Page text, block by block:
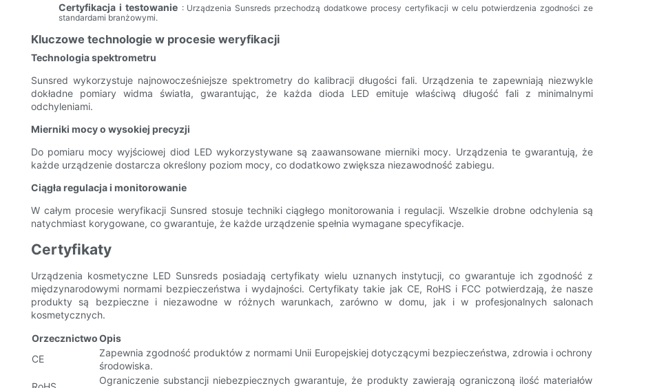
Certyfikacja i testowanie : Urządzenia Sunsreds przechodzą dodatkowe procesy certyfikacji w celu potwierdzenia zgodności ze
standardami branżowymi.
Kluczowe technologie w procesie weryfikacji
Technologia spektrometru
Sunsred wykorzystuje najnowocześniejsze spektrometry do kalibracji długości fali. Urządzenia te zapewniają niezwykle
dokładne pomiary widma światła, gwarantując, że każda dioda LED emituje właściwą długość fali z minimalnymi
odchyleniami.
Mierniki mocy o wysokiej precyzji
Do pomiaru mocy wyjściowej diod LED wykorzystywane są zaawansowane mierniki mocy. Urządzenia te gwarantują, że
każde urządzenie dostarcza określony poziom mocy, co dodatkowo zwiększa niezawodność zabiegu.
Ciągła regulacja i monitorowanie
W całym procesie weryfikacji Sunsred stosuje techniki ciągłego monitorowania i regulacji. Wszelkie drobne odchylenia są
natychmiast korygowane, co gwarantuje, że każde urządzenie spełnia wymagane specyfikacje.
Certyfikaty
Urządzenia kosmetyczne LED Sunsreds posiadają certyfikaty wielu uznanych instytucji, co gwarantuje ich zgodność z
międzynarodowymi normami bezpieczeństwa i wydajności. Certyfikaty takie jak CE, RoHS i FCC potwierdzają, że nasze
produkty są bezpieczne i niezawodne w różnych warunkach, zarówno w domu, jak i w profesjonalnych salonach
kosmetycznych.
OrzecznictwoOpis
CE
Zapewnia zgodność produktów z normami Unii Europejskiej dotyczącymi bezpieczeństwa, zdrowia i ochrony
środowiska.
Ograniczenie substancji niebezpiecznych gwarantuje, że produkty zawierają ograniczoną ilość materiałów